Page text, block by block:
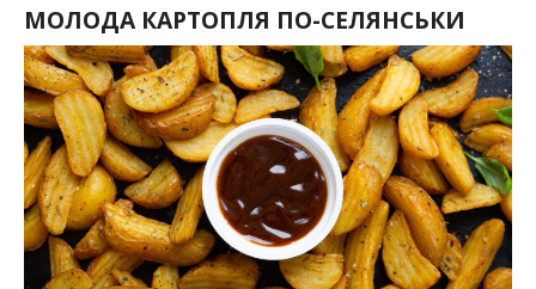
МОЛОДА КАРТОПЛЯ ПО-СЕЛЯНСЬКИ